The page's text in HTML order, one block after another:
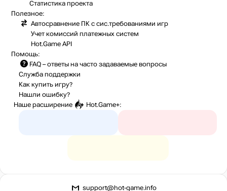
Статистика проекта
Полезное:
Автосравнение ПК с сис.требованиями игр
Учет комиссий платежных систем
Hot.Game API
Помощь:
FAQ – ответы на часто задаваемые вопросы
Служба поддержки
Как купить игру?
Нашли ошибку?
Наше расширение
Hot.Game+:
support@hot-game.info